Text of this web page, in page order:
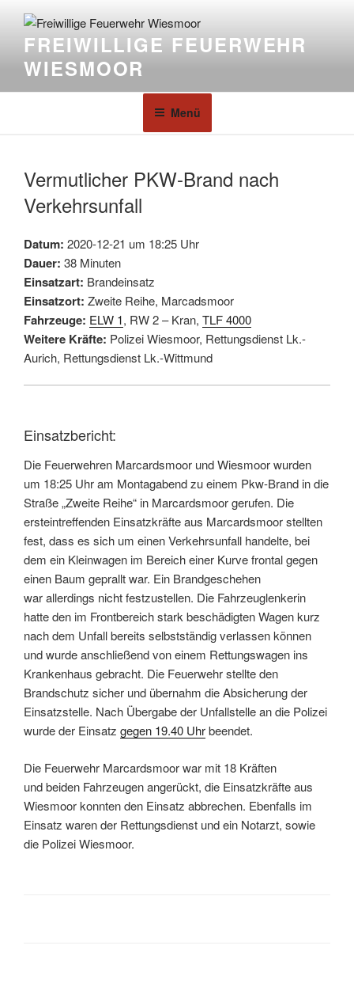
FREIWILLIGE FEUERWEHR
WIESMOOR
Menü
Vermutlicher PKW-Brand nach
Verkehrsunfall
Datum: 2020-12-21 um 18:25 Uhr
Dauer: 38 Minuten
Einsatzart: Brandeinsatz
Einsatzort: Zweite Reihe, Marcadsmoor
Fahrzeuge: ELW 1, RW 2 – Kran, TLF 4000
Weitere Kräfte: Polizei Wiesmoor, Rettungsdienst Lk.-
Aurich, Rettungsdienst Lk.-Wittmund
Einsatzbericht:
Die Feuerwehren Marcardsmoor und Wiesmoor wurden
um 18:25 Uhr am Montagabend zu einem Pkw-Brand in die
Straße „Zweite Reihe“ in Marcardsmoor gerufen. Die
ersteintreffenden Einsatzkräfte aus Marcardsmoor stellten
fest, dass es sich um einen Verkehrsunfall handelte, bei
dem ein Kleinwagen im Bereich einer Kurve frontal gegen
einen Baum geprallt war. Ein Brandgeschehen
war allerdings nicht festzustellen. Die Fahrzeuglenkerin
hatte den im Frontbereich stark beschädigten Wagen kurz
nach dem Unfall bereits selbstständig verlassen können
und wurde anschließend von einem Rettungswagen ins
Krankenhaus gebracht. Die Feuerwehr stellte den
Brandschutz sicher und übernahm die Absicherung der
Einsatzstelle. Nach Übergabe der Unfallstelle an die Polizei
wurde der Einsatz gegen 19.40 Uhrbeendet.
Die Feuerwehr Marcardsmoor war mit 18 Kräften
und beiden Fahrzeugen angerückt, die Einsatzkräfte aus
Wiesmoor konnten den Einsatz abbrechen. Ebenfalls im
Einsatz waren der Rettungsdienst und ein Notarzt, sowie
die Polizei Wiesmoor.